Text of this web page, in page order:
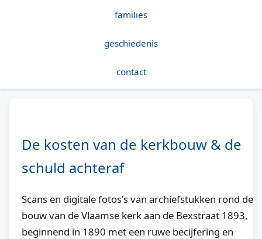
families
geschiedenis
contact
De kosten van de kerkbouw & de
schuld achteraf
Scans en digitale fotos's van archiefstukken rond de
bouw van de Vlaamse kerk aan de Bexstraat 1893,
beginnend in 1890 met een ruwe becijfering en